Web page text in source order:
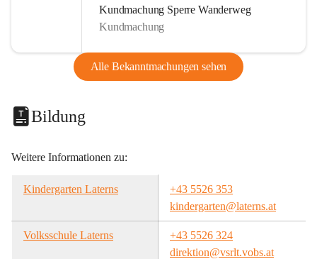
Kundmachung Sperre Wanderweg
Kundmachung
Alle Bekanntmachungen sehen
Bildung
Weitere Informationen zu:
Kindergarten Laterns
+43 5526 353
kindergarten@laterns.at
Volksschule Laterns
+43 5526 324
direktion@vsrlt.vobs.at